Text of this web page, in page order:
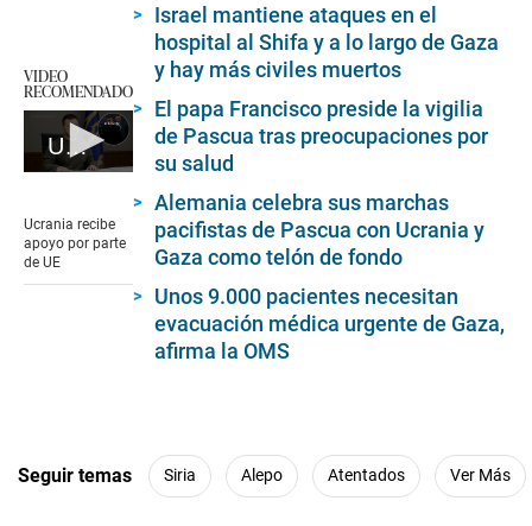
VIDEO
RECOMENDADO
Ucrania recibe apoyo por parte de UE
of
1
minute,
Ucrania recibe
apoyo por parte
de UE
Israel mantiene ataques en el
hospital al Shifa y a lo largo de Gaza
y hay más civiles muertos
El papa Francisco preside la vigilia
de Pascua tras preocupaciones por
su salud
Alemania celebra sus marchas
pacifistas de Pascua con Ucrania y
Gaza como telón de fondo
Unos 9.000 pacientes necesitan
evacuación médica urgente de Gaza,
afirma la OMS
Seguir temas Siria Alepo Atentados Ver Más